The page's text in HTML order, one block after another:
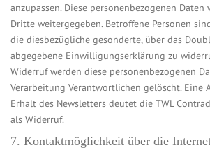
anzupassen. Diese personenbezogenen
Dritte weitergegeben. Betroffene Personen
die diesbezügliche gesonderte, über das
abgegebene Einwilligungserklärung zu
Widerruf werden diese personenbezogenen
Verarbeitung Verantwortlichen gelöscht. Eine
Erhalt des Newsletters deutet die TWL
als Widerruf.
7. Kontaktmöglichkeit über die